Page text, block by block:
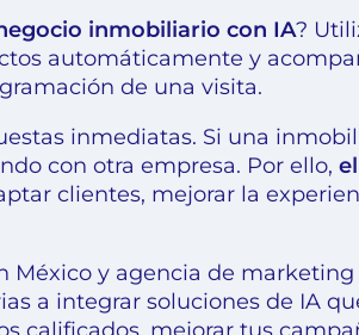
inmobiliario con IA?
automáticamente y
de una visita.
inmediatas. Si una
con otra empresa. Por ello,
clientes, mejorar la
y agencia de
a integrar soluciones de IA